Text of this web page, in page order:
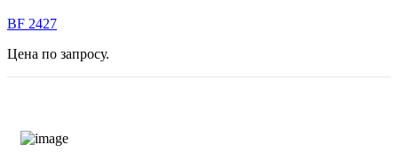
BF 2427
Цена по запросу.